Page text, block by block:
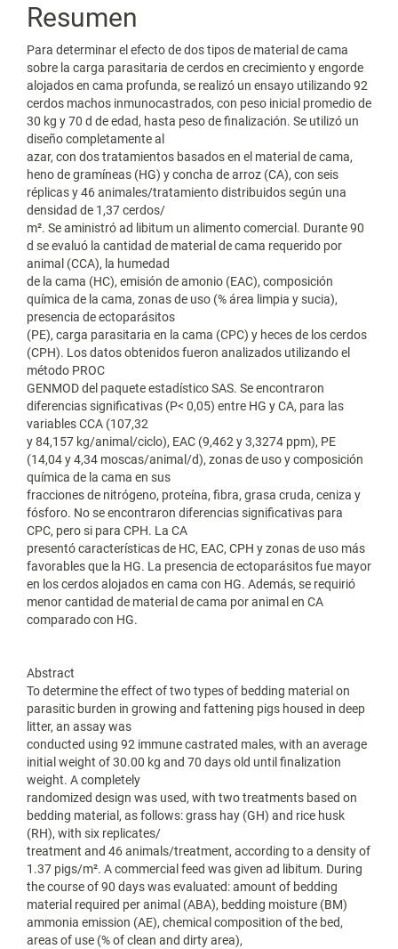
Resumen
Para determinar el efecto de dos tipos de material de cama
sobre la carga parasitaria de cerdos en crecimiento y engorde
alojados en cama profunda, se realizó un ensayo utilizando 92
cerdos machos inmunocastrados, con peso inicial promedio de
30 kg y 70 d de edad, hasta peso de finalización. Se utilizó un
diseño completamente al
azar, con dos tratamientos basados en el material de cama,
heno de gramíneas (HG) y concha de arroz (CA), con seis
réplicas y 46 animales/tratamiento distribuidos según una
densidad de 1,37 cerdos/
m². Se aministró ad libitum un alimento comercial. Durante 90
d se evaluó la cantidad de material de cama requerido por
animal (CCA), la humedad
de la cama (HC), emisión de amonio (EAC), composición
química de la cama, zonas de uso (% área limpia y sucia),
presencia de ectoparásitos
(PE), carga parasitaria en la cama (CPC) y heces de los cerdos
(CPH). Los datos obtenidos fueron analizados utilizando el
método PROC
GENMOD del paquete estadístico SAS. Se encontraron
diferencias significativas (P< 0,05) entre HG y CA, para las
variables CCA (107,32
y 84,157 kg/animal/ciclo), EAC (9,462 y 3,3274 ppm), PE
(14,04 y 4,34 moscas/animal/d), zonas de uso y composición
química de la cama en sus
fracciones de nitrógeno, proteína, fibra, grasa cruda, ceniza y
fósforo. No se encontraron diferencias significativas para
CPC, pero si para CPH. La CA
presentó características de HC, EAC, CPH y zonas de uso más
favorables que la HG. La presencia de ectoparásitos fue mayor
en los cerdos alojados en cama con HG. Además, se requirió
menor cantidad de material de cama por animal en CA
comparado con HG.
Abstract
To determine the effect of two types of bedding material on
parasitic burden in growing and fattening pigs housed in deep
litter, an assay was
conducted using 92 immune castrated males, with an average
initial weight of 30.00 kg and 70 days old until finalization
weight. A completely
randomized design was used, with two treatments based on
bedding material, as follows: grass hay (GH) and rice husk
(RH), with six replicates/
treatment and 46 animals/treatment, according to a density of
1.37 pigs/m². A commercial feed was given ad libitum. During
the course of 90 days was evaluated: amount of bedding
material required per animal (ABA), bedding moisture (BM)
ammonia emission (AE), chemical composition of the bed,
areas of use (% of clean and dirty area),